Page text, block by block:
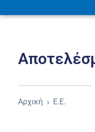
Αρχική › Ε.Ε.